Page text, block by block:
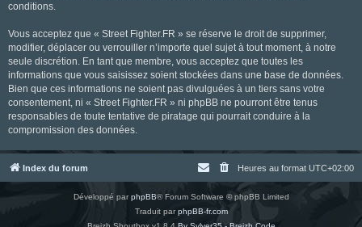
conditions.
Vous acceptez que « Street Fighter.FR » se réserve le droit de supprimer,
modifier, déplacer ou verrouiller n’importe quel sujet à tout moment, à notre
seule discrétion. En tant que membre, vous acceptez que toutes les
informations que vous saisissez soient stockées dans une base de données.
Bien que ces informations ne soient pas divulguées à un tiers sans votre
consentement, ni « Street Fighter.FR » ni phpBB ne pourront être tenus
responsables de toute tentative de piratage qui pourrait conduire à la
compromission des données.
Index du forum Heures au format UTC+02:00
Développé parphpBB® Forum Software © phpBB Limited
Traduit parphpBB-fr.com